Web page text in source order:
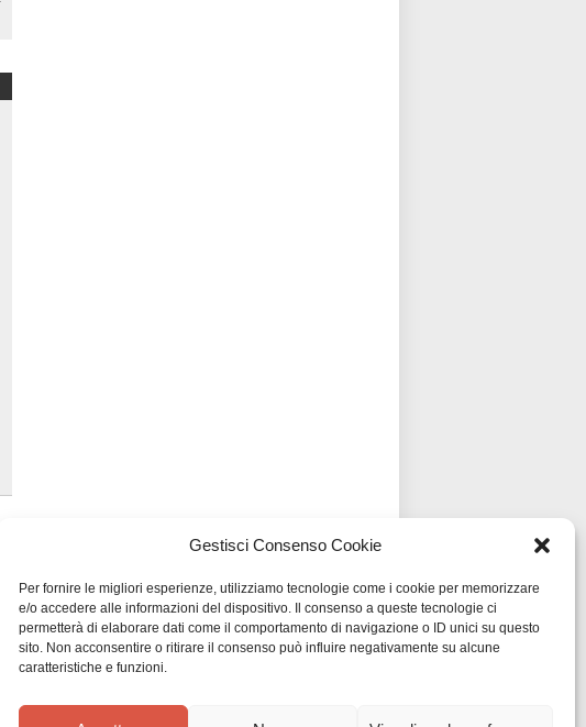
Gestisci Consenso Cookie
Per fornire le migliori esperienze, utilizziamo tecnologie come i cookie per memorizzare
e/o accedere alle informazioni del dispositivo. Il consenso a queste tecnologie ci
permetterà di elaborare dati come il comportamento di navigazione o ID unici su questo
sito. Non acconsentire o ritirare il consenso può influire negativamente su alcune
caratteristiche e funzioni.